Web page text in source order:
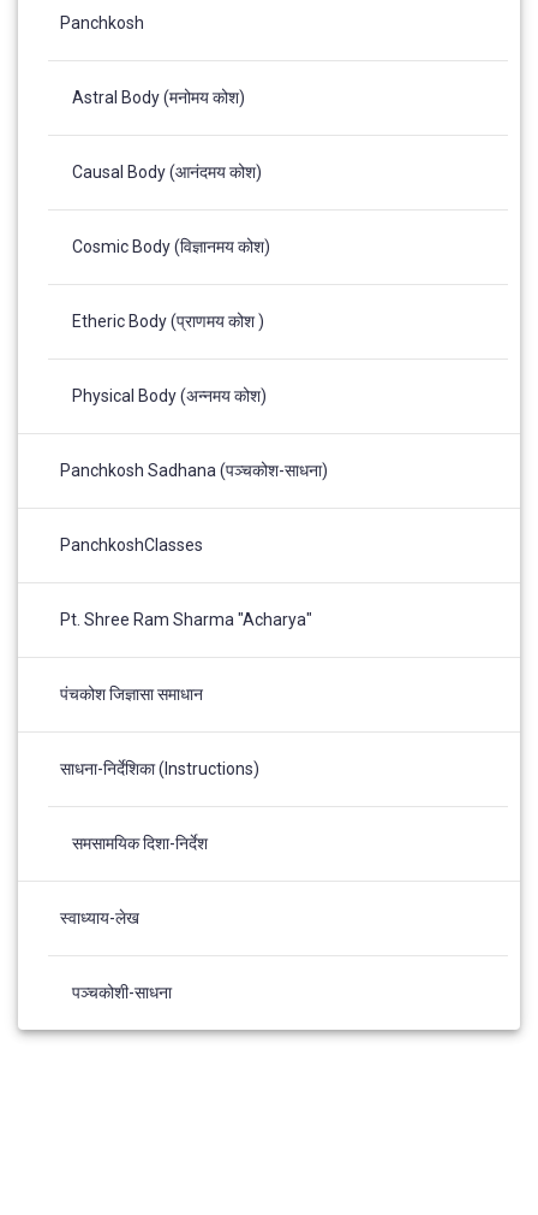
Panchkosh
Astral Body (मनोमय कोश)
Causal Body (आनंदमय कोश)
Cosmic Body (विज्ञानमय कोश)
Etheric Body (प्राणमय कोश )
Physical Body (अन्नमय कोश)
Panchkosh Sadhana (पञ्चकोश-साधना)
PanchkoshClasses
Pt. Shree Ram Sharma "Acharya"
पंचकोश जिज्ञासा समाधान
साधना-निर्देशिका (Instructions)
समसामयिक दिशा-निर्देश
स्वाध्याय-लेख
पञ्चकोशी-साधना